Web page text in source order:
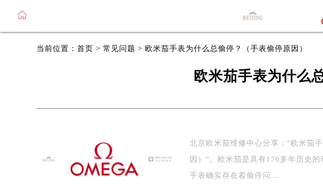
当前位置： 首页 > 常见问题 > 欧米茄手表为什么总偷停？（手表偷停原因）
欧米茄手表为什么
北京欧米茄维修中心分享："欧米茄
因）"。欧米茄是具有170多年历史
手表确实存在着偷停问…